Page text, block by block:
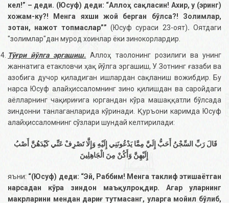
кел!” – деди. (Юсуф) деди: “Аллоҳ сақласин! Ахир, у (эринг)
хожам-ку?! Менга яхши жой берган бўлса?! Золимлар,
зотан, нажот топмаслар”” (Юсуф сураси 23-оят). Оятдаги
"золимлар"дан мурод хоинлар ёки зинокорлардир.
Тўғри йўлга эргашиш. Аллоҳ таолонинг розилиги ва унинг
жаннатига етакловчи ҳақ йўлга эргашиш, У Зотнинг ғазаби ва
азобига дучор қиладиган ишлардан сақланиш вожибдир. Бу
нарса Юсуф алайҳиссаломнинг зино қилишдан ва саройдаги
аёлларнинг чақириғига юргандан кўра машаққатли бўлсада
зиндонни танлаганларида кўринади. Қуръони каримда Юсуф
алайҳиссаломнинг сўзлари шундай келтирилади:
яъни: “(Юсуф) деди: “Эй, Раббим! Менга таклиф этишаётган
нарсадан кўра зиндон маъқулроқдир. Агар уларнинг
макрларини мендан дариғ тутмасанг, уларга мойил бўлиб,